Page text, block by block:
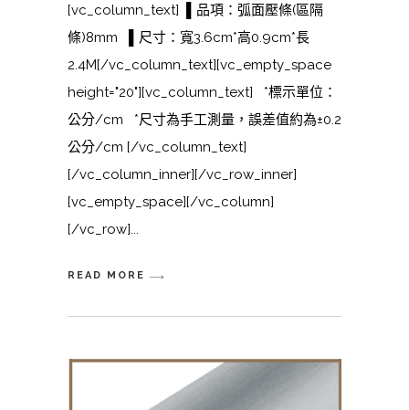
[vc_column_text] ▌品項：弧面壓條(區隔
條)8mm ▌尺寸：寬3.6cm*高0.9cm*長
2.4M[/vc_column_text][vc_empty_space
height="20"][vc_column_text] *標示單位：
公分/cm *尺寸為手工測量，誤差值約為±0.2
公分/cm [/vc_column_text]
[/vc_column_inner][/vc_row_inner]
[vc_empty_space][/vc_column]
[/vc_row]
READ MORE